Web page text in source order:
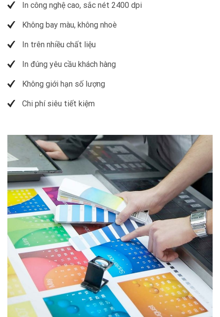
In công nghệ cao, sắc nét 2400 dpi
Không bay màu, không nhoè
In trên nhiều chất liệu
In đúng yêu cầu khách hàng
Không giới hạn số lượng
Chi phí siêu tiết kiệm